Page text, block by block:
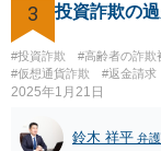
3 投資詐欺の
#投資詐欺 #高齢者の詐欺
#仮想通貨詐欺
#返金請求
2025年1月21日
鈴木 祥平 弁